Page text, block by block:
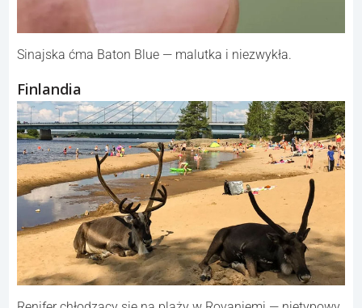
Sinajska ćma Baton Blue — malutka i niezwykła.
Finlandia